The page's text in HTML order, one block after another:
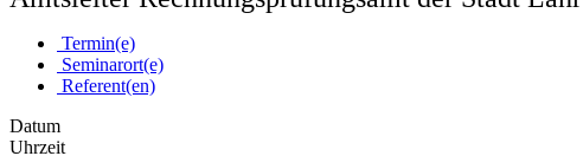
Termin(e)
Seminarort(e)
Referent(en)
Datum
Uhrzeit